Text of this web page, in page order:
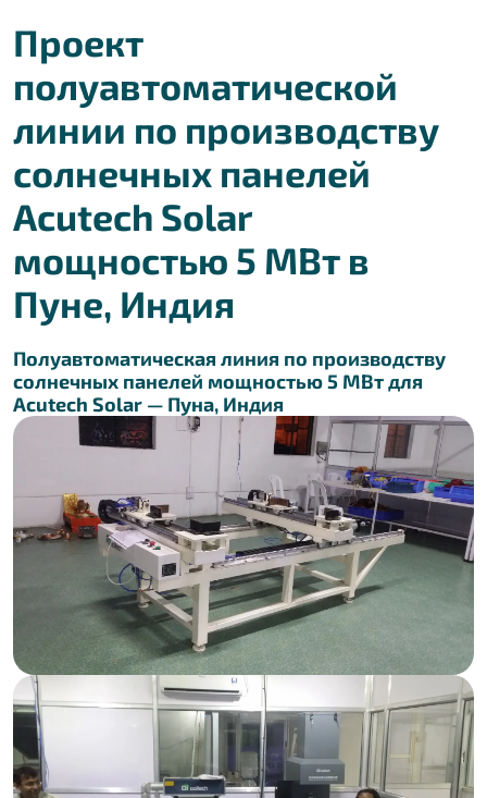
Проект
полуавтоматической
линии по производству
солнечных панелей
Acutech Solar
мощностью 5 МВт в
Пуне, Индия
Полуавтоматическая линия по производству
солнечных панелей мощностью 5 МВт для
Acutech Solar — Пуна, Индия